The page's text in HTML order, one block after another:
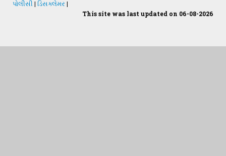
પોલીસી | ડિસક્લેમર |
This site was last updated on 06-08-2026